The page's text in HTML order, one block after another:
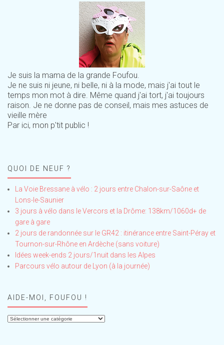
Je suis la mama de la grande Foufou.
Je ne suis ni jeune, ni belle, ni à la mode, mais j'ai tout le
temps mon mot à dire. Même quand j'ai tort, j'ai toujours
raison. Je ne donne pas de conseil, mais mes astuces de
vieille mère
Par ici, mon p'tit public !
QUOI DE NEUF ?
La Voie Bressane à vélo : 2 jours entre Chalon-sur-Saône et
Lons-le-Saunier
3 jours à vélo dans le Vercors et la Drôme: 138km/1060d+ de
gare à gare
2 jours de randonnée sur le GR42 : itinérance entre Saint-Péray et
Tournon-sur-Rhône en Ardèche (sans voiture)
Idées week-ends 2 jours/1nuit dans les Alpes
Parcours vélo autour de Lyon (à la journée)
AIDE-MOI, FOUFOU !
Aide-